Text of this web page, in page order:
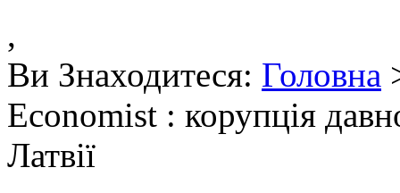
,
Ви Знаходитеся: Головна
Economist : корупція
Латвії